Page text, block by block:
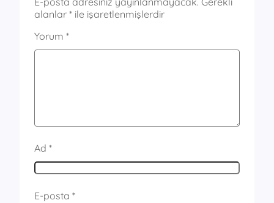
alanlar * ile işaretlenmişlerdir
Yorum *
Ad *
E-posta *